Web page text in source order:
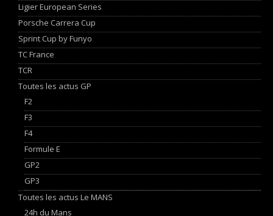
Ligier European Series
Porsche Carrera Cup
Sprint Cup by Funyo
TC France
TCR
Toutes les actus GP
F2
F3
F4
Formule E
GP2
GP3
Toutes les actus Le MANS
24h du Mans